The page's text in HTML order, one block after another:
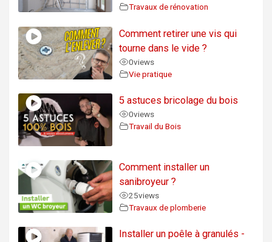
Travaux de rénovation
Comment retirer une vis qui
tourne dans le vide ?
0views
Vie pratique
5 astuces bricolage du bois
0views
Travail du Bois
Comment installer un
sanibroyeur ?
25views
Travaux de plomberie
Installer un poêle à granulés -